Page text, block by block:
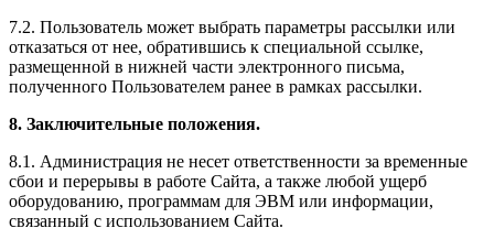
7.2. Пользователь может выбрать параметры рассылки или
отказаться от нее, обратившись к специальной ссылке,
размещенной в нижней части электронного письма,
полученного Пользователем ранее в рамках рассылки.
8. Заключительные положения.
8.1. Администрация не несет ответственности за временные
сбои и перерывы в работе Сайта, а также любой ущерб
оборудованию, программам для ЭВМ или информации,
связанный с использованием Сайта.